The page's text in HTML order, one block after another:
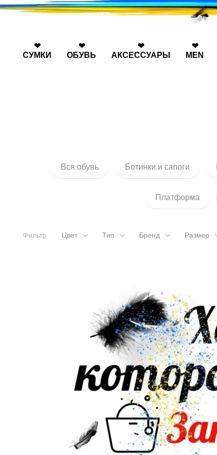
Перейти к основному контенту
❤
СУМКИ
❤
ОБУВЬ
❤
АКСЕССУАРЫ
❤
MEN
Вся обувь Ботинки и сапоги
Платформа
Фильтр Цвет Тип Бренд Размер